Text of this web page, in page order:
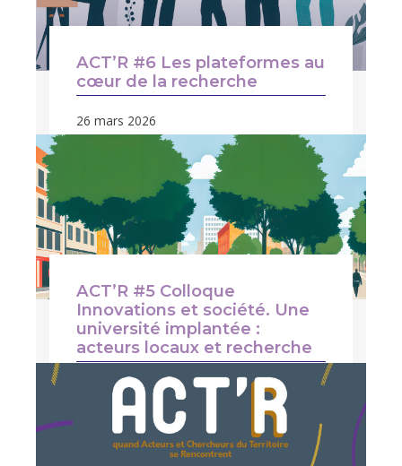
ACT’R #6 Les plateformes au
cœur de la recherche​
26 mars 2026
ACT’R #5 Colloque
Innovations et société. Une
université implantée :
acteurs locaux et recherche
14 novembre 2024 | 9h30 à 18h